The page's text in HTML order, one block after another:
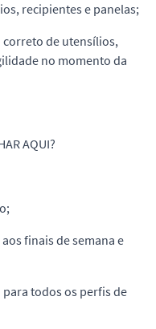
recipientes e panelas;
correto de utensílios,
no momento da
AQUI?
finais de semana e
para todos os perfis de